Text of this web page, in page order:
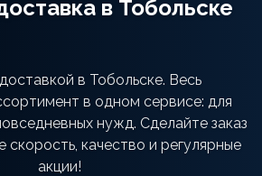
в Тобольске
в Тобольске. Весь
в одном сервисе: для
нужд. Сделайте заказ
качество и регулярные
акции!